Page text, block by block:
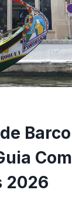
2026